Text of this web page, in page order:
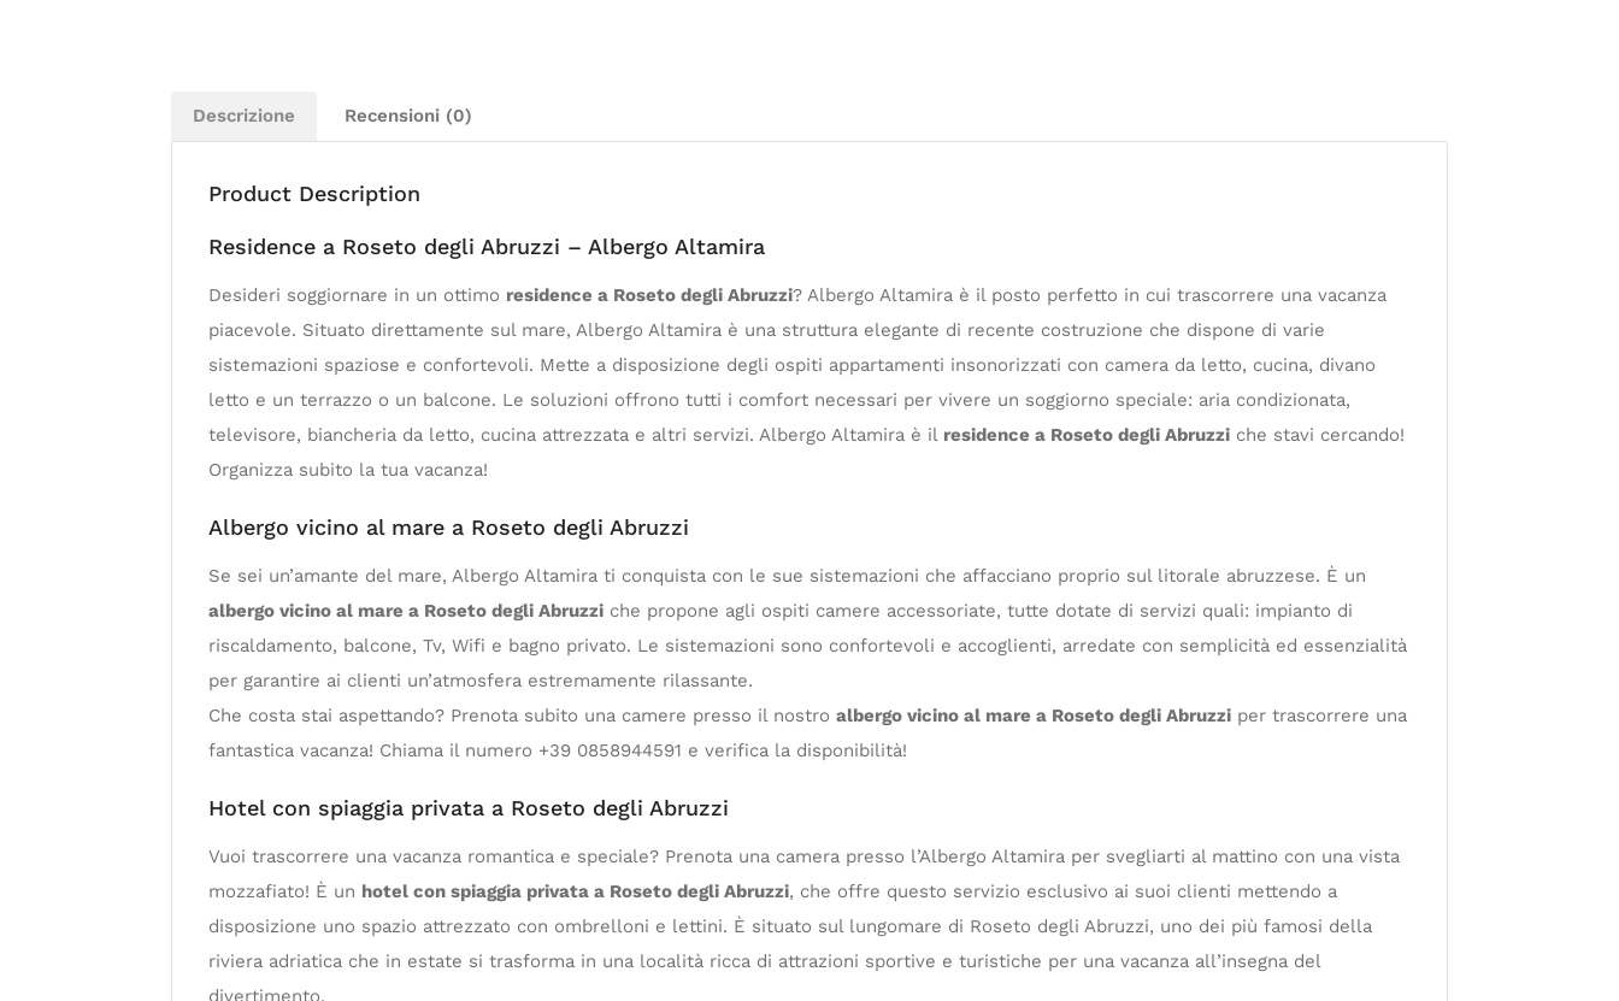
Descrizione Recensioni (0)
Product Description
Residence a Roseto degli Abruzzi – Albergo Altamira
Desideri soggiornare in un ottimo residence a Roseto degli Abruzzi? Albergo Altamira è il posto perfetto in cui trascorrere una vacanza
piacevole. Situato direttamente sul mare, Albergo Altamira è una struttura elegante di recente costruzione che dispone di varie
sistemazioni spaziose e confortevoli. Mette a disposizione degli ospiti appartamenti insonorizzati con camera da letto, cucina, divano
letto e un terrazzo o un balcone. Le soluzioni offrono tutti i comfort necessari per vivere un soggiorno speciale: aria condizionata,
televisore, biancheria da letto, cucina attrezzata e altri servizi. Albergo Altamira è il residence a Roseto degli Abruzzi che stavi cercando!
Organizza subito la tua vacanza!
Albergo vicino al mare a Roseto degli Abruzzi
Se sei un’amante del mare, Albergo Altamira ti conquista con le sue sistemazioni che affacciano proprio sul litorale abruzzese. È un
albergo vicino al mare a Roseto degli Abruzzi che propone agli ospiti camere accessoriate, tutte dotate di servizi quali: impianto di
riscaldamento, balcone, Tv, Wifi e bagno privato. Le sistemazioni sono confortevoli e accoglienti, arredate con semplicità ed essenzialità
per garantire ai clienti un’atmosfera estremamente rilassante.
Che costa stai aspettando? Prenota subito una camere presso il nostro albergo vicino al mare a Roseto degli Abruzzi per trascorrere una
fantastica vacanza! Chiama il numero +39 0858944591 e verifica la disponibilità!
Hotel con spiaggia privata a Roseto degli Abruzzi
Vuoi trascorrere una vacanza romantica e speciale? Prenota una camera presso l’Albergo Altamira per svegliarti al mattino con una vista
mozzafiato! È un hotel con spiaggia privata a Roseto degli Abruzzi, che offre questo servizio esclusivo ai suoi clienti mettendo a
disposizione uno spazio attrezzato con ombrelloni e lettini. È situato sul lungomare di Roseto degli Abruzzi, uno dei più famosi della
riviera adriatica che in estate si trasforma in una località ricca di attrazioni sportive e turistiche per una vacanza all’insegna del
divertimento.